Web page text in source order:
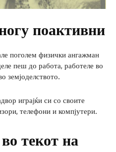
поактивни
поголем физички ангажман
пеш до работа, работеле во
земјоделството.
играјќи си со своите
телефони и компјутери.
текот на